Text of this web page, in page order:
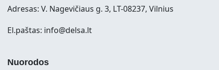
Adresas: V. Nagevičiaus g. 3, LT-08237, Vilnius
El.paštas: info@delsa.lt
Nuorodos